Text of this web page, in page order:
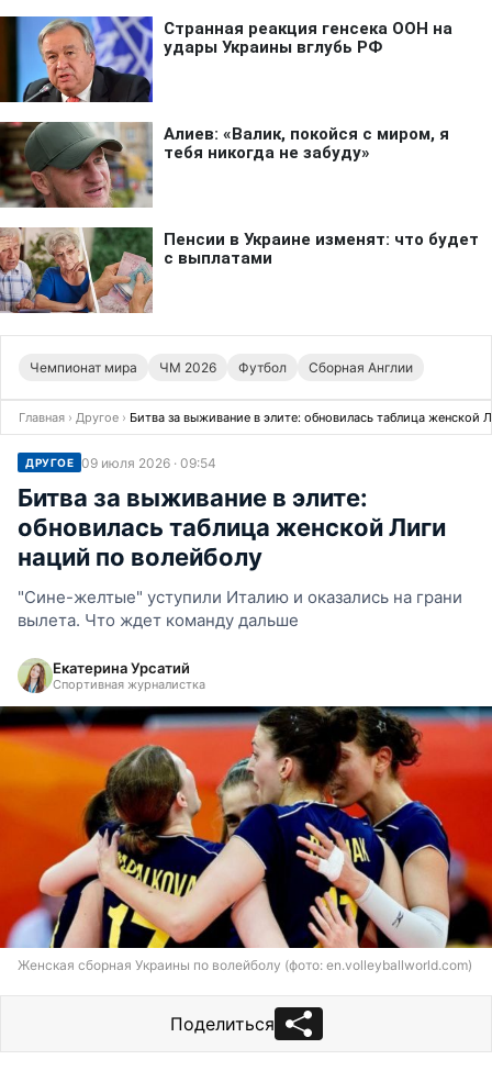
Чемпионат мира ЧМ 2026 Футбол Сборная Англии
Главная › Другое › Битва за выживание в элите: обновилась таблица женской
ДРУГОЕ 09 июля 2026 · 09:54
Битва за выживание в элите:
обновилась таблица женской Лиги
наций по волейболу
"Сине-желтые" уступили Италию и оказались на грани
вылета. Что ждет команду дальше
Екатерина Урсатий
Спортивная журналистка
Женская сборная Украины по волейболу (фото: en.volleyballworld.com)
Поделиться